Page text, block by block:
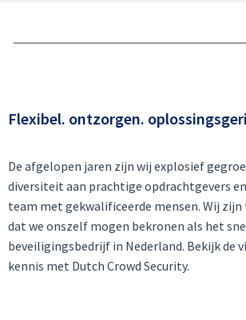
Flexibel. ontzorgen.
De afgelopen jaren zijn wij explosief
diversiteit aan prachtige opdrachtgevers
team met gekwalificeerde mensen. Wij
dat we onszelf mogen bekronen als het
beveiligingsbedrijf in Nederland. Bekijk de
kennis met Dutch Crowd Security.